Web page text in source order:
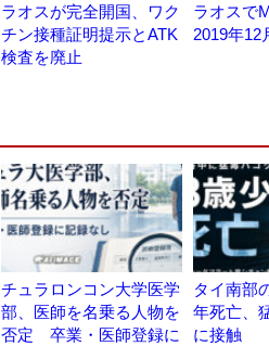
ラオスが完全開国、ワク
チン接種証明提示とATK
検査を廃止
ラオスで
2019年12
チュラロンコン大学医学
部、医師を名乗る人物を
否定 卒業・医師登録に
タイ南部
年死亡、
に接触